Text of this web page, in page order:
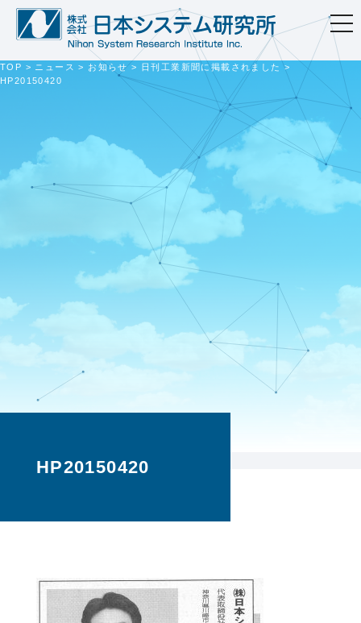
TOP > ニュース > お知らせ > 日刊工業新聞に掲載されました >
HP20150420
HP20150420